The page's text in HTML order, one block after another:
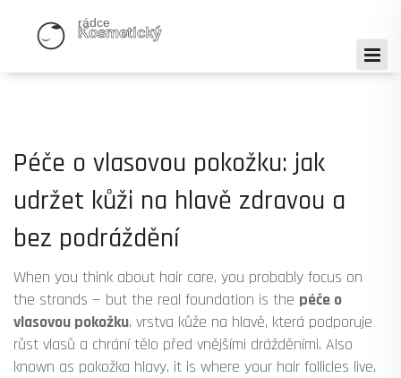
Péče o vlasovou pokožku: jak
udržet kůži na hlavě zdravou a
bez podráždění
When you think about hair care, you probably focus on
the strands — but the real foundation is the péče o
vlasovou pokožku, vrstva kůže na hlavě, která podporuje
růst vlasů a chrání tělo před vnějšími drážděními. Also
known as pokožka hlavy, it is where your hair follicles live,